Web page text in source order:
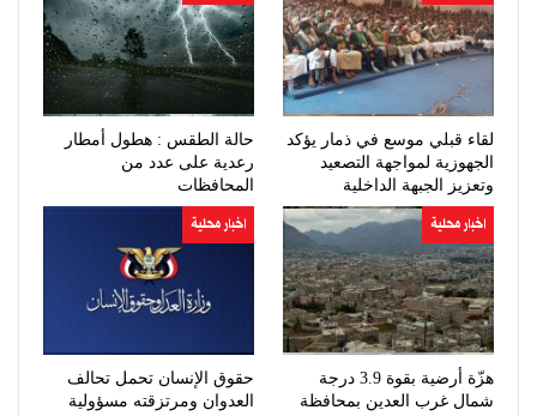
لقاء قبلي موسع في ذمار يؤكد
الجهوزية لمواجهة التصعيد
وتعزيز الجبهة الداخلية
حالة الطقس : هطول أمطار
رعدية على عدد من
المحافظات
اخبار محلية
هزّة أرضية بقوة 3.9 درجة
شمال غرب العدين بمحافظة
اخبار محلية
حقوق الإنسان تحمل تحالف
العدوان ومرتزقته مسؤولية